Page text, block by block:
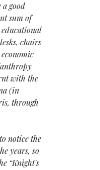
good
sum of
chairs
with the
(in
through
notice the
years, so
“Knight's